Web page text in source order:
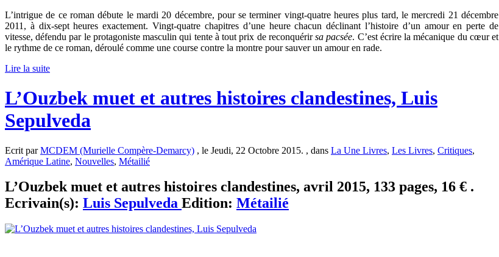
L’intrigue de ce roman débute le mardi 20 décembre, pour se terminer vingt-quatre heures plus tard, le mercredi 21 décembre
2011, à dix-sept heures exactement. Vingt-quatre chapitres d’une heure chacun déclinant l’histoire d’un amour en perte de
vitesse, défendu par le protagoniste masculin qui tente à tout prix de reconquérirsa pacsée. C’est écrire la mécanique du cœur et
le rythme de ce roman, déroulé comme une course contre la montre pour sauver un amour en rade.
Lire la suite
L’Ouzbek muet et autres histoires clandestines, Luis
Sepulveda
Ecrit parMCDEM (Murielle Compère-Demarcy) , le Jeudi, 22 Octobre 2015. , dans La Une Livres, Les Livres, Critiques,
Amérique Latine, Nouvelles, Métailié
L’Ouzbek muet et autres histoires clandestines, avril 2015, 133 pages, 16 € .
Ecrivain(s): Luis Sepulveda Edition: Métailié